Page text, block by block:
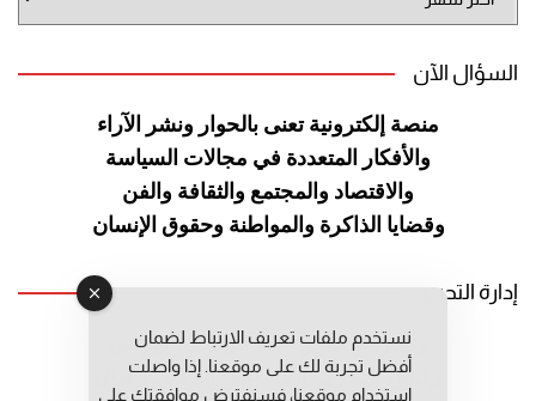
الموقع
السؤال الآن
منصة إلكترونية تعنى بالحوار ونشر الآراء
والأفكار المتعددة في مجالات السياسة
والاقتصاد والمجتمع والثقافة والفن
وقضايا الذاكرة والمواطنة وحقوق الإنسان
إدارة التحرير
رئيس التحرير: عبد الرحيم التوراني
رئيس التحرير المساعد: المعطي قبال
نستخدم ملفات تعريف الارتباط لضمان
أفضل تجربة لك على موقعنا. إذا واصلت
استخدام موقعنا، فسنفترض موافقتك على